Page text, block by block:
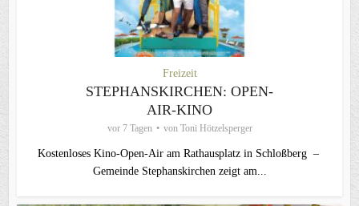
Freizeit
STEPHANSKIRCHEN: OPEN-
AIR-KINO
vor 7 Tagen von Toni Hötzelsperger
Kostenloses Kino-Open-Air am Rathausplatz in Schloßberg –
Gemeinde Stephanskirchen zeigt am...